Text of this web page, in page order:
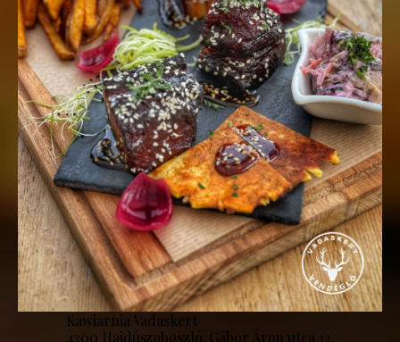
Kawiarnia Vadaskert
4200 Hajdúszoboszló, Gábor Áron utca 12.